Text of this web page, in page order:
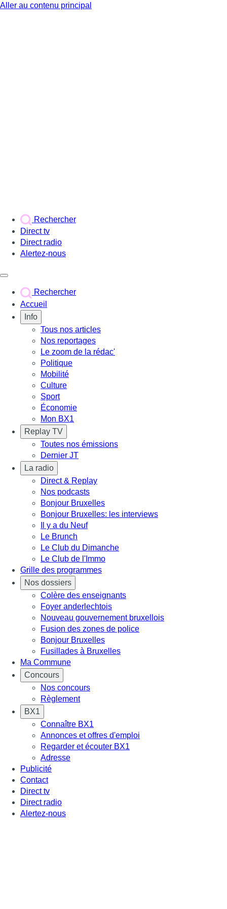
Aller au contenu principal
Rechercher
Direct tv
Direct radio
Alertez-nous
Rechercher
Accueil
Info
Tous nos articles
Nos reportages
Le zoom de la rédac'
Politique
Mobilité
Culture
Sport
Économie
Mon BX1
Replay TV
Toutes nos émissions
Dernier JT
La radio
Direct & Replay
Nos podcasts
Bonjour Bruxelles
Bonjour Bruxelles: les interviews
Il y a du Neuf
Le Brunch
Le Club du Dimanche
Le Club de l'Immo
Grille des programmes
Nos dossiers
Colère des enseignants
Foyer anderlechtois
Nouveau gouvernement bruxellois
Fusion des zones de police
Bonjour Bruxelles
Fusillades à Bruxelles
Ma Commune
Concours
Nos concours
Règlement
BX1
Connaître BX1
Annonces et offres d'emploi
Regarder et écouter BX1
Adresse
Publicité
Contact
Direct tv
Direct radio
Alertez-nous